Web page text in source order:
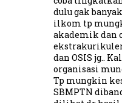
dulu gak
ilkom tp
akademik dan
dan OSIS jg..
organisasi
Tp mungkin
SBMPTN